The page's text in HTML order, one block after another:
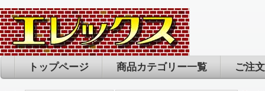
トップページ 商品カテゴリー一覧 ご注